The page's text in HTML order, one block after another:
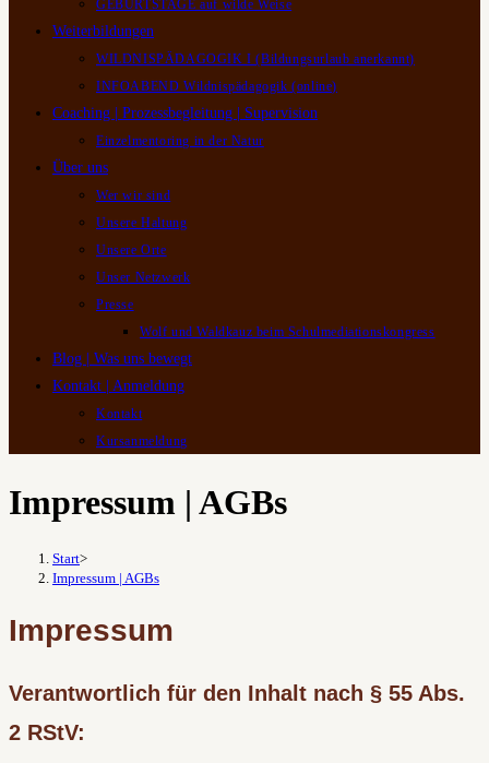
GEBURTSTAGE auf wilde Weise
Weiterbildungen
WILDNISPÄDAGOGIK I (Bildungsurlaub anerkannt)
INFOABEND Wildnispädagogik (online)
Coaching | Prozessbegleitung | Supervision
Einzelmentoring in der Natur
Über uns
Wer wir sind
Unsere Haltung
Unsere Orte
Unser Netzwerk
Presse
Wolf und Waldkauz beim Schulmediationskongress
Blog | Was uns bewegt
Kontakt | Anmeldung
Kontakt
Kursanmeldung
Impressum | AGBs
Start>
Impressum | AGBs
Impressum
Verantwortlich für den Inhalt nach § 55 Abs.
2 RStV: